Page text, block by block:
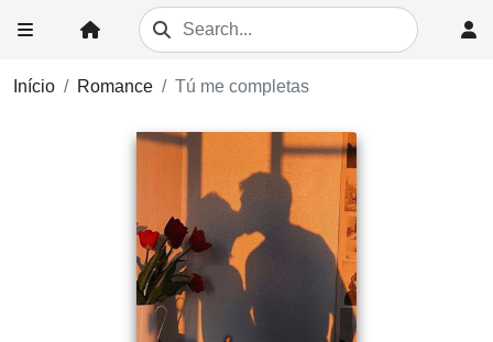
Início Romance Tú me completas